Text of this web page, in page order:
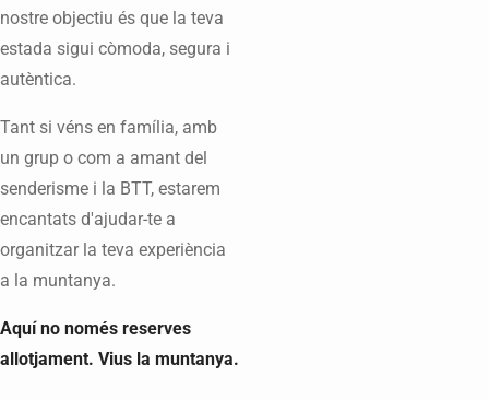
nostre objectiu és que la teva
estada sigui còmoda, segura i
autèntica.
Tant si véns en família, amb
un grup o com a amant del
senderisme i la BTT, estarem
encantats d'ajudar-te a
organitzar la teva experiència
a la muntanya.
Aquí no només reserves
allotjament. Vius la muntanya.